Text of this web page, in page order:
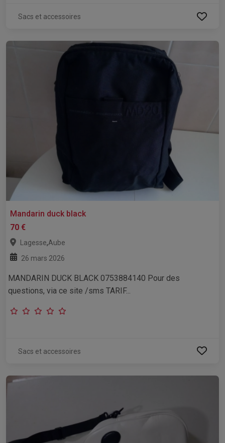
Sacs et accessoires
Mandarin duck black
70 €
Lagesse,Aube
26 mars 2026
MANDARIN DUCK BLACK 0753884140 Pour des
questions, via ce site /sms TARIF...
Sacs et accessoires